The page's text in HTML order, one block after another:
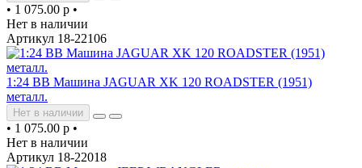
• 1 075.00 р •
Нет в наличии
Артикул 18-22106
1:24 BB Машина JAGUAR XK 120 ROADSTER (1951)
металл.
Нет в наличии
• 1 075.00 р •
Нет в наличии
Артикул 18-22018